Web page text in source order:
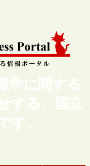
学に関する
する、国立
す。